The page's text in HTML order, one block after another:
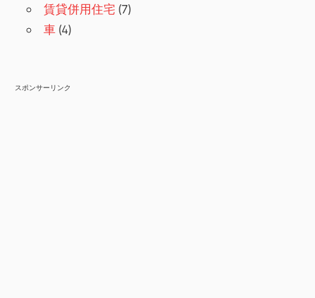
賃貸併用住宅 (7)
車 (4)
スポンサーリンク